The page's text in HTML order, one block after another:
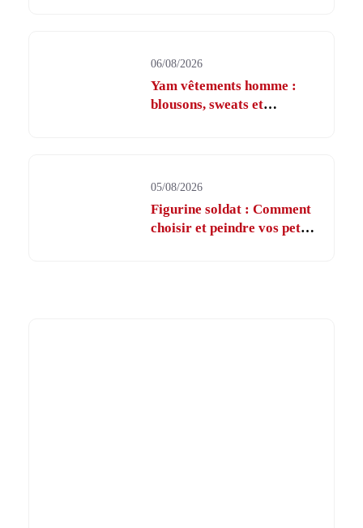
06/08/2026
Yam vêtements homme :
blousons, sweats et
05/08/2026
Figurine soldat : Comment
choisir et peindre vos petits